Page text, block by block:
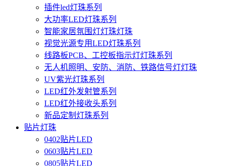
插件led灯珠系列
大功率LED灯珠系列
智能家居氛围灯灯珠灯珠
视觉光源专用LED灯珠系列
线路板PCB、工控板指示灯灯珠系列
无人机照明、安防、消防、铁路信号灯灯珠
UV紫光灯珠系列
LED红外发射管系列
LED红外接收头系列
新品定制灯珠系列
贴片灯珠
0402贴片LED
0603贴片LED
0805贴片LED